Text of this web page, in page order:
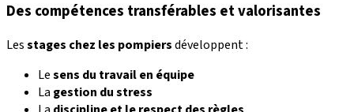
Des compétences transférables et valorisantes
Lesstages chez les pompiersdéveloppent :
Lesens du travail en équipe
La gestion du stress